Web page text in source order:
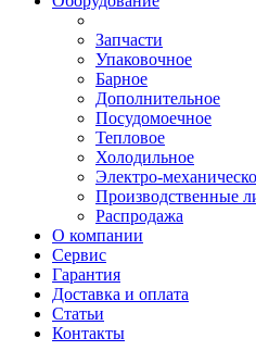
Запчасти
Упаковочное
Барное
Дополнительное
Посудомоечное
Тепловое
Холодильное
Электро-
Производственные
Распродажа
О компании
Сервис
Гарантия
Доставка и оплата
Статьи
Контакты